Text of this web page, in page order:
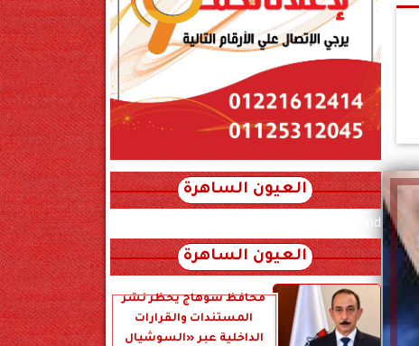
العيون الساهرة
xml_json/rss/~12.xml x0n not found
العيون الساهرة
محافظ سوهاج يحظر نشر
المستندات والقرارات
الداخلية عبر «السوشيال